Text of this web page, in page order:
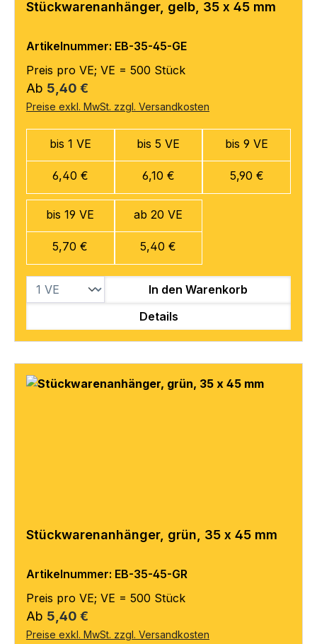
Stückwarenanhänger, gelb, 35 x 45 mm
Artikelnummer: EB-35-45-GE
Preis pro VE; VE = 500 Stück
Regulärer Preis:
Ab 5,40 €
Preise exkl. MwSt. zzgl. Versandkosten
bis 1 VE
6,40 €
bis 5 VE
6,10 €
bis 9 VE
5,90 €
bis 19 VE
5,70 €
ab 20 VE
5,40 €
In den Warenkorb
Details
Stückwarenanhänger, grün, 35 x 45 mm
Artikelnummer: EB-35-45-GR
Preis pro VE; VE = 500 Stück
Regulärer Preis:
Ab 5,40 €
Preise exkl. MwSt. zzgl. Versandkosten